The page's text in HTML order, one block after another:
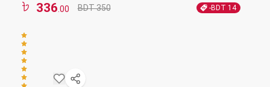
336 .00 BDT 350 -BDT 14